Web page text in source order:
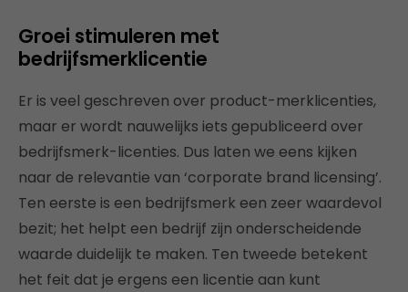
Groei stimuleren met
bedrijfsmerklicentie
Er is veel geschreven over product-merklicenties,
maar er wordt nauwelijks iets gepubliceerd over
bedrijfsmerk-licenties. Dus laten we eens kijken
naar de relevantie van ‘corporate brand licensing’.
Ten eerste is een bedrijfsmerk een zeer waardevol
bezit; het helpt een bedrijf zijn onderscheidende
waarde duidelijk te maken. Ten tweede betekent
het feit dat je ergens een licentie aan kunt